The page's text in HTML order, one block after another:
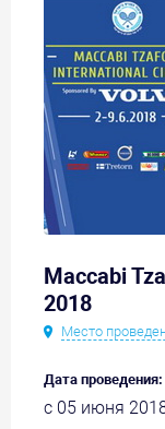
Maccabi
2018
Место
Дата проведения:
с 05 июня